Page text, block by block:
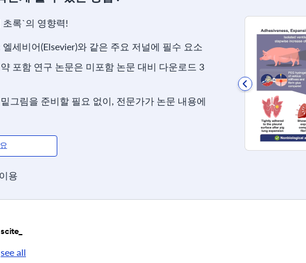
록`의 영향력!
세비어(Elsevier)와 같은 주요 저널에 필수 요소
포함 연구 논문은 미포함 논문 대비 다운로드 3
그림을 준비할 필요 없이, 전문가가 논문 내용에
용
scite_
see all